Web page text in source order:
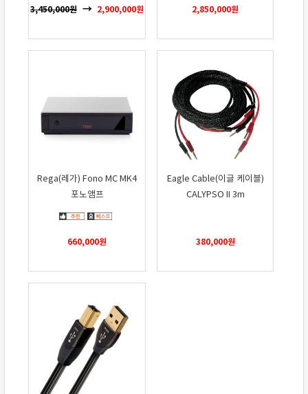
3,450,000원 2,900,000원 2,850,000원
Rega(레가) Fono MC MK4
포노앰프
660,000원
Eagle Cable(이글 케이블)
CALYPSO II 3m
380,000원